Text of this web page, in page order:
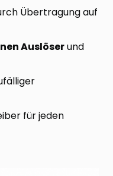
Übertragung auf
Auslöserund
für jeden